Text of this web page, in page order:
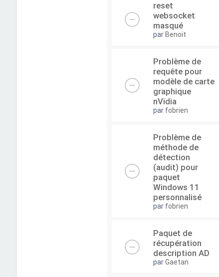
reset
websocket
masqué
par Benoit
Problème de
requête pour
modèle de carte
graphique
nVidia
par fobrien
Problème de
méthode de
détection
(audit) pour
paquet
Windows 11
personnalisé
par fobrien
Paquet de
récupération
description AD
parGaetan